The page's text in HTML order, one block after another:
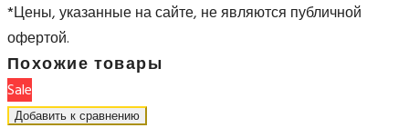
*Цены, указанные на сайте, не являются публичной
офертой.
Похожие товары
Sale
Добавить к сравнению